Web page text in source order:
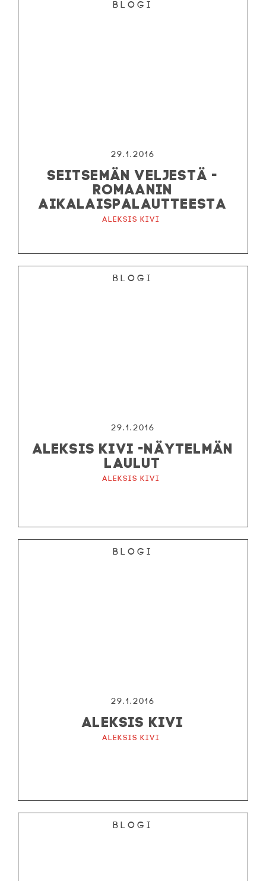
Blogi
29.1.2016
SEITSEMÄN VELJESTÄ -
ROMAANIN
AIKALAISPALAUTTEESTA
Aleksis Kivi
Blogi
29.1.2016
ALEKSIS KIVI -NÄYTELMÄN
LAULUT
Aleksis Kivi
Blogi
29.1.2016
ALEKSIS KIVI
Aleksis Kivi
Blogi